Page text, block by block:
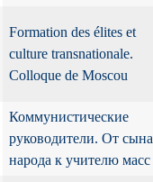
Formation des élites et
culture transnationale.
Colloque de Moscou
Коммунистические
руководители. От сына
народа к учителю масс